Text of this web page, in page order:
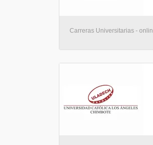
Carreras Universitarias -